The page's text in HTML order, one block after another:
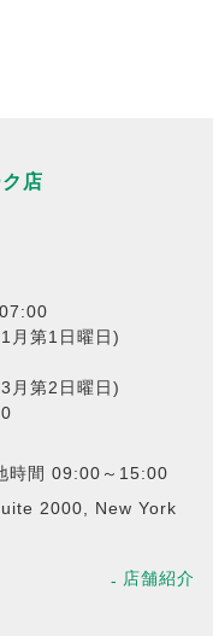
店
月第1日曜日)
月第2日曜日)
時間 09:00～15:00
2000, New York
店舗紹介